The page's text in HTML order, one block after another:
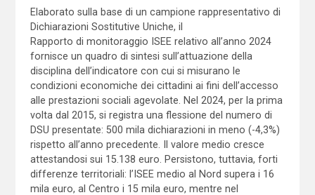
Elaborato sulla base di un campione rappresentativo di
Dichiarazioni Sostitutive Uniche, il
Rapporto di monitoraggio ISEE relativo all’anno 2024
fornisce un quadro di sintesi sull’attuazione della
disciplina dell’indicatore con cui si misurano le
condizioni economiche dei cittadini ai fini dell’accesso
alle prestazioni sociali agevolate. Nel 2024, per la prima
volta dal 2015, si registra una flessione del numero di
DSU presentate: 500 mila dichiarazioni in meno (-4,3%)
rispetto all’anno precedente. Il valore medio cresce
attestandosi sui 15.138 euro. Persistono, tuttavia, forti
differenze territoriali: l’ISEE medio al Nord supera i 16
mila euro, al Centro i 15 mila euro, mentre nel